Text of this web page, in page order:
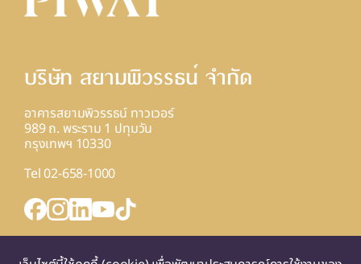
บริษัท สยามพิวรรธน์ จํากัด
อาคารสยามพิวรรธน์ ทาวเวอร์
989 ถ. พระราม 1 ปทุมวัน
กรุงเทพฯ 10330
Tel 02-658-1000